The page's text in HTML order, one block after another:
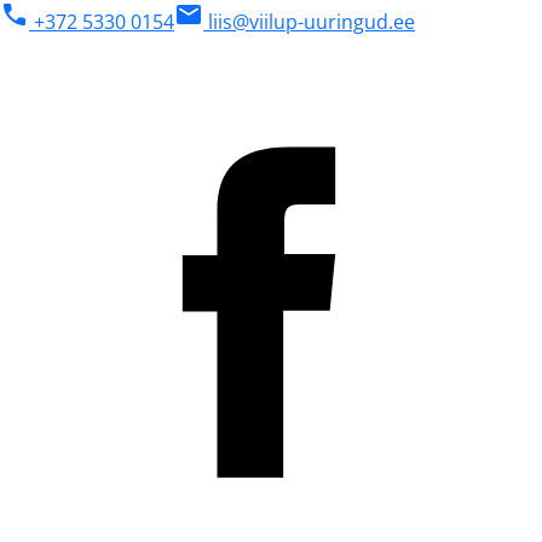
phone +372 5330 0154mail liis@viilup-uuringud.ee